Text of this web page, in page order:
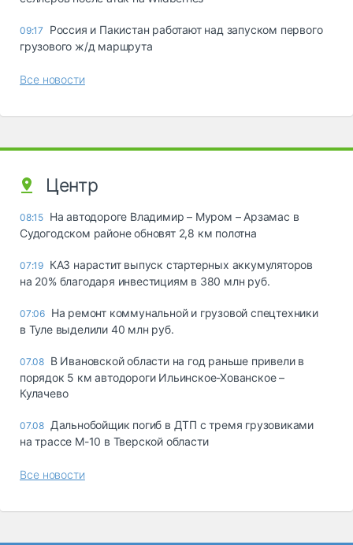
09:17
Россия и Пакистан работают над запуском первого
грузового ж/д маршрута
Все новости
Центр
08:15 На автодороге Владимир – Муром – Арзамас в
Судогодском районе обновят 2,8 км полотна
07:19 КАЗ нарастит выпуск стартерных аккумуляторов
на 20% благодаря инвестициям в 380 млн руб.
07:06 На ремонт коммунальной и грузовой спецтехники
в Туле выделили 40 млн руб.
07.08 В Ивановской области на год раньше привели в
порядок 5 км автодороги Ильинское-Хованское –
Кулачево
07.08 Дальнобойщик погиб в ДТП с тремя грузовиками
на трассе М-10 в Тверской области
Все новости